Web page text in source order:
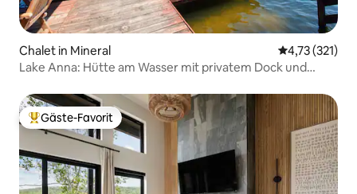
Chalet in Mineral
4,73 (321)
Lake Anna: Hütte am Wasser mit privatem Dock und
Beliebter Gäste-Favorit.
Gäste-Favorit